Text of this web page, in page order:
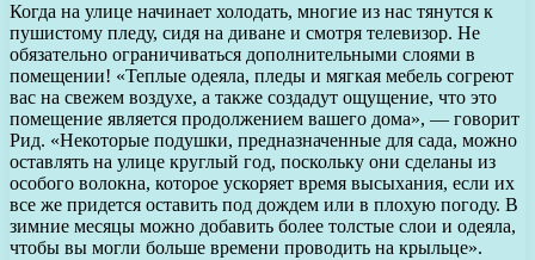
Когда на улице начинает холодать, многие из нас тянутся к
пушистому пледу, сидя на диване и смотря телевизор. Не
обязательно ограничиваться дополнительными слоями в
помещении! «Теплые одеяла, пледы и мягкая мебель согреют
вас на свежем воздухе, а также создадут ощущение, что это
помещение является продолжением вашего дома», — говорит
Рид. «Некоторые подушки, предназначенные для сада, можно
оставлять на улице круглый год, поскольку они сделаны из
особого волокна, которое ускоряет время высыхания, если их
все же придется оставить под дождем или в плохую погоду. В
зимние месяцы можно добавить более толстые слои и одеяла,
чтобы вы могли больше времени проводить на крыльце».